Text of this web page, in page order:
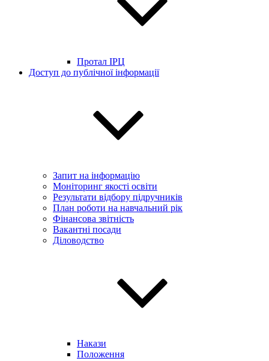
Протал ІРЦ
Доступ до публічної інформації
Запит на інформацію
Моніторинг якості освіти
Результати відбору підручників
План роботи на навчальний рік
Фінансова звітність
Вакантні посади
Діловодство
Накази
Положення